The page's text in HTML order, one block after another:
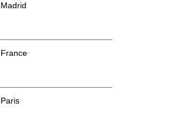
Madrid
France
Paris